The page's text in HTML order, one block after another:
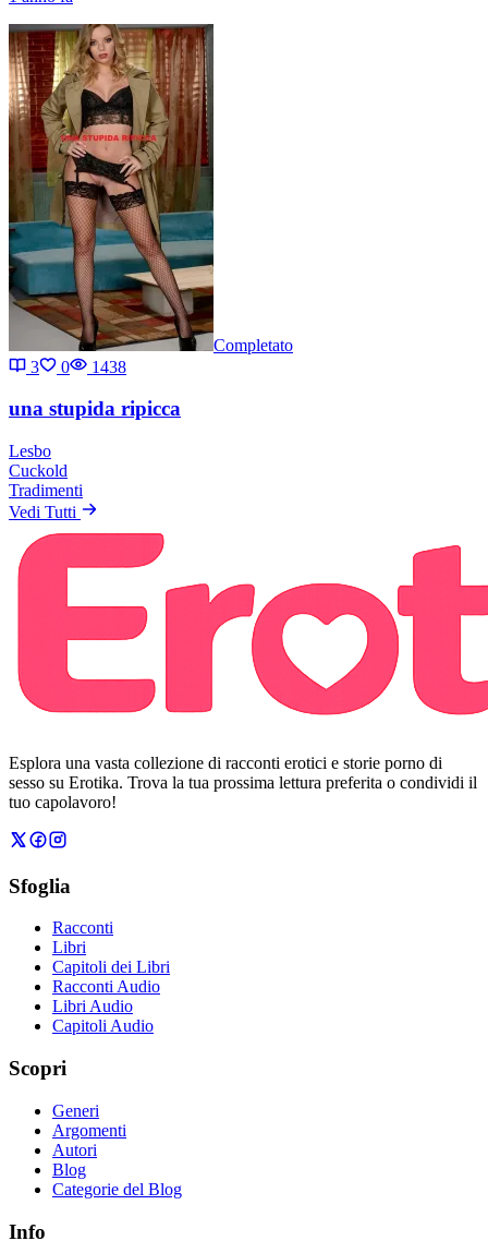
Completato
3
0 1438
una stupida ripicca
Lesbo
Cuckold
Tradimenti
Vedi Tutti
Esplora una vasta collezione di racconti erotici e storie porno di
sesso su Erotika. Trova la tua prossima lettura preferita o condividi il
tuo capolavoro!
Sfoglia
Racconti
Libri
Capitoli dei Libri
Racconti Audio
Libri Audio
Capitoli Audio
Scopri
Generi
Argomenti
Autori
Blog
Categorie del Blog
Info